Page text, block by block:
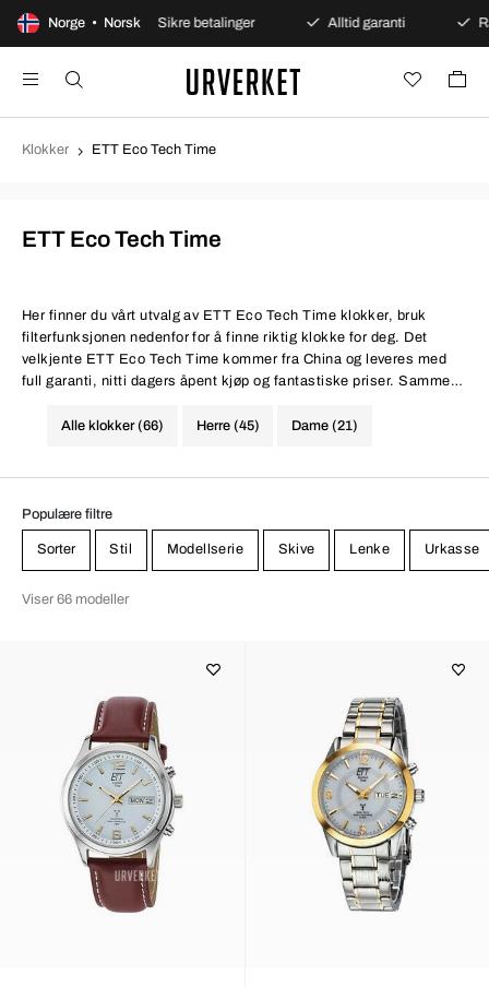
Norge • Norsk
kjøp Sikre betalinger Alltid garanti Rask og
Klokker ETT Eco Tech Time
ETT Eco Tech Time
Her finner du vårt utvalg av ETT Eco Tech Time klokker, bruk
filterfunksjonen nedenfor for å finne riktig klokke for deg. Det
velkjente ETT Eco Tech Time kommer fra China og leveres med
full garanti, nitti dagers åpent kjøp og fantastiske priser. Samme
Alle klokker (66)
Herre (45) Dame (21)
Populære filtre
Sorter Stil Modellserie Skive Lenke Urkasse
Viser 66 modeller